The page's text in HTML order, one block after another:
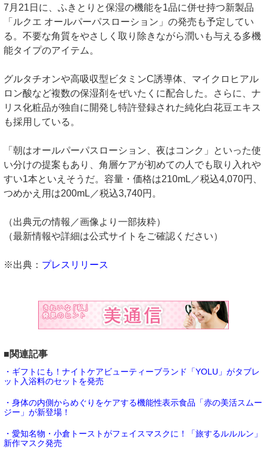
7月21日に、ふきとりと保湿の機能を1品に併せ持つ新製品
「ルクエ オールパーパスローション」の発売も予定してい
る。不要な角質をやさしく取り除きながら潤いも与える多機
能タイプのアイテム。
グルタチオンや高吸収型ビタミンC誘導体、マイクロヒアル
ロン酸など複数の保湿剤をぜいたくに配合した。さらに、ナ
リス化粧品が独自に開発し特許登録された純化白花豆エキス
も採用している。
「朝はオールパーパスローション、夜はコンク」といった使
い分けの提案もあり、角層ケアが初めての人でも取り入れや
すい1本といえそうだ。容量・価格は210mL／税込4,070円、
つめかえ用は200mL／税込3,740円。
（出典元の情報／画像より一部抜粋）
（最新情報や詳細は公式サイトをご確認ください）
※出典： プレスリリース
■関連記事
・ギフトにも！ナイトケアビューティーブランド「YOLU」がタブレ
ット入浴料のセットを発売
・身体の内側からめぐりをケアする機能性表示食品「赤の美活スムー
ジー」が新登場！
・愛知名物・小倉トーストがフェイスマスクに！「旅するルルルン」
新作マスク発売